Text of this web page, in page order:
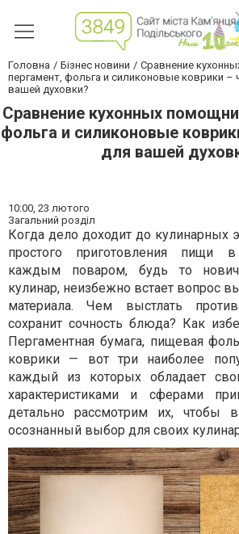
Головна Бізнес новини
Сравнение
пергамент, фольга и силиконовые коврики –
вашей духовки?
Сравнение кухонных
фольга и силиконовые
для вашей
10:00, 23 лютого
Загальний розділ
Когда дело доходит до кулинарных
простого приготовления пищи
каждым поваром, будь то
кулинар, неизбежно встает вопрос
материала. Чем выстлать
сохранит сочность блюда? Как
Пергаментная бумага, пищевая
коврики — вот три наиболее
каждый из которых обладает
характеристиками и сферами
детально рассмотрим их, чтобы
осознанный выбор для своих